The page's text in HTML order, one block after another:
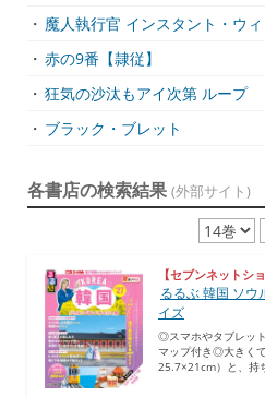
・ 魔人執行官 インスタント・ウ
・ 赤の9番【隷従】
・ 狂気の沙汰もアイ次第 ループ
・ ブラック・ブレット
各書店の検索結果 (外部サイト)
【セブンネットシ
るるぶ 韓国 ソウ
イズ
◎スマホやタブレッ
マップ付き◎大きく
25.7×21cm）と、持